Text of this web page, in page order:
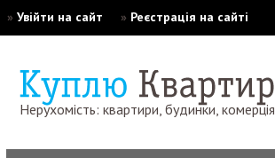
» Увійти на сайт » Реєстрація на сайті
Нерухомість: квартири, будинки, комерція